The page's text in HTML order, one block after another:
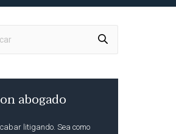
abogado
litigando. Sea como